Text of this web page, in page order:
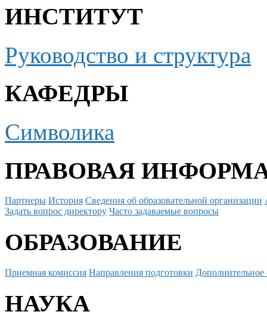
ИНСТИТУТ
Руководство и структура
КАФЕДРЫ
Символика
ПРАВОВАЯ
Партнеры История Сведения об образовательной организации
Задать вопрос директору Часто задаваемые вопросы
ОБРАЗОВАНИЕ
Приемная комиссия Направления подготовки Дополнительное
НАУКА